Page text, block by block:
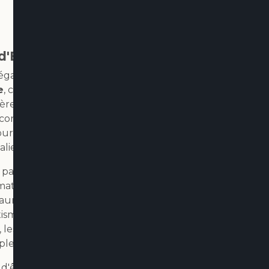
et la sophistication
, cette maison s'est
de design et de qualité,
Chaque
sublimer les espaces
d'éclairer un espace,
nobles et une
une atmosphère
Que ce soit une salle
décoration.